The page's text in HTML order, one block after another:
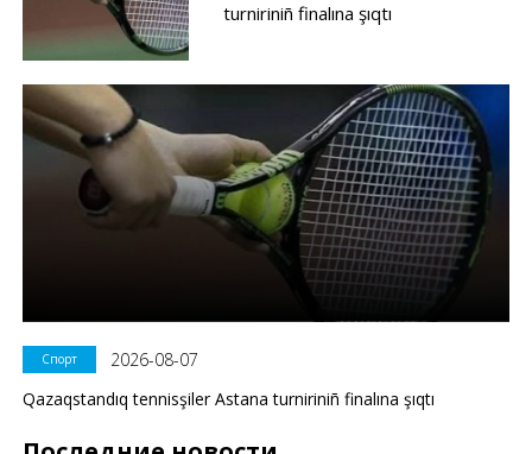
turniriniñ finalına şıqtı
Спорт
2026-08-07
Qazaqstandıq tennisşiler Astana turniriniñ finalına şıqtı